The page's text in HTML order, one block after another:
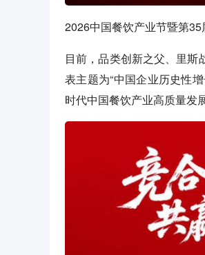
2026中国餐饮产业节暨第
目前，品类创新之父、里
表主题为“中国企业历史性
时代中国餐饮产业高质量发